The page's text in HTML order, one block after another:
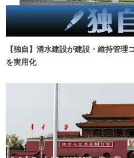
【独自】清水建設が建設・維持管
を実用化